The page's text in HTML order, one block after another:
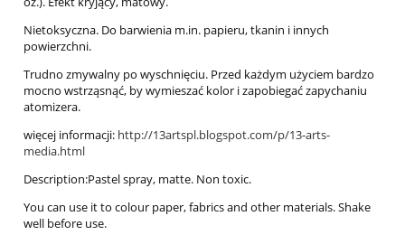
Nietoksyczna. Do barwienia m.in. papieru, tkanin i innych
powierzchni.
Trudno zmywalny po wyschnięciu. Przed każdym użyciem bardzo
mocno wstrząsnąć, by wymieszać kolor i zapobiegać zapychaniu
atomizera.
więcej informacji: http://13artspl.blogspot.com/p/13-arts-
media.html
Description:Pastel spray, matte. Non toxic.
You can use it to colour paper, fabrics and other materials. Shake
well before use.